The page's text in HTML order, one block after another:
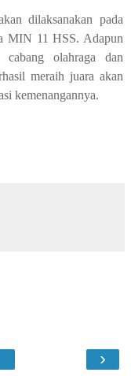
dilaksanakan pada
MIN 11 HSS. Adapun
olahraga dan
meraih juara akan
kemenangannya.
›